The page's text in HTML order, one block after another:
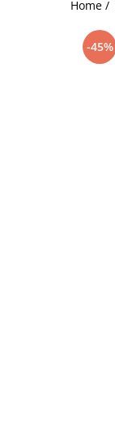
Home /
-45%